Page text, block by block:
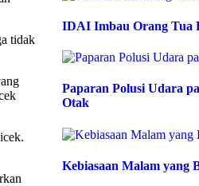
tidak
IDAI Imbau Orang Tua
Paparan Polusi Udara
Otak
Kebiasaan Malam yang